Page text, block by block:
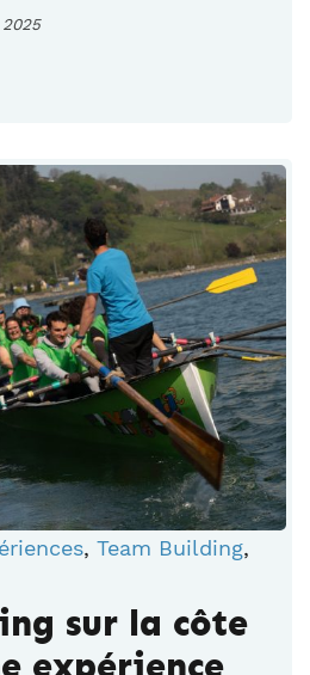
, Team Building,
sur la côte
expérience